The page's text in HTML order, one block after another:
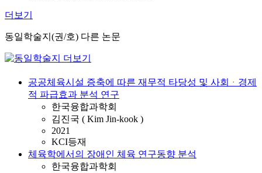
더보기
동일학술지(권/호) 다른 논문
공공체육시설 증축에 따른 재무적 타당성 및 사회ᆞ경제
적 파급효과 분석 연구
한국융합과학회
김진국 ( Kim Jin-kook )
2021
KCI등재
체육학에서의 장애인 체육 연구동향 분석
한국융합과학회